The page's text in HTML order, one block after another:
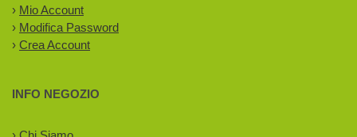
› Mio Account
› Modifica Password
› Crea Account
INFO NEGOZIO